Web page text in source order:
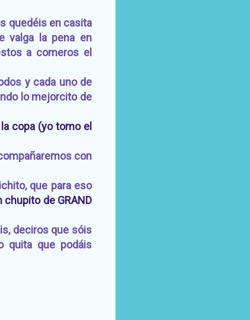
quedéis en casita
valga la pena en
a comeros el
y cada uno de
lo mejorcito de
copa (yo tomo el
con
que para eso
de GRAND
deciros que sóis
quita que podáis